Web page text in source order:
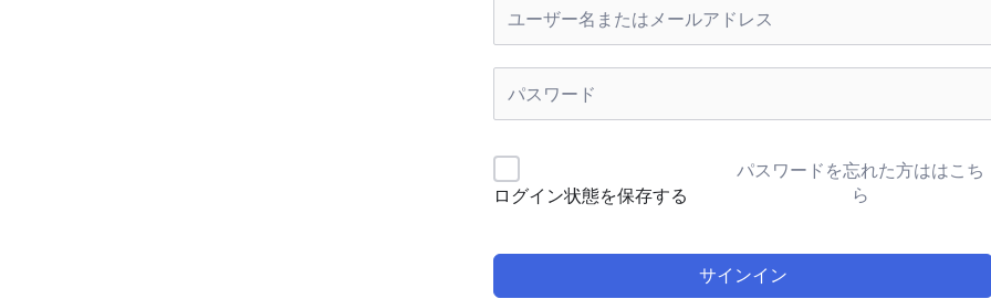
ログイン状態を保存する
パスワードを忘れた方ははこち
ら
サインイン